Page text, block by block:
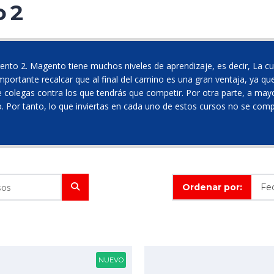
2
2. Magento tiene muchos niveles de aprendizaje, es decir, La
recalcar que al final del camino es una gran ventaja, ya
contra los que tendrás que competir. Por otra parte, a
tanto, lo que inviertas en cada uno de estos cursos no se
Ordenar por:
NUEVO